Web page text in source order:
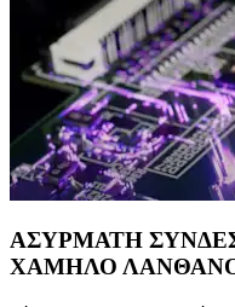
ΑΣΥΡΜΑΤΗ
ΧΑΜΗΛΟ